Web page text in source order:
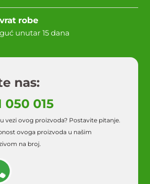
robe
unutar 15 dana
nas:
050 015
vezi ovog proizvoda? Postavite pitanje.
ovoga proizvoda u našim
na broj.